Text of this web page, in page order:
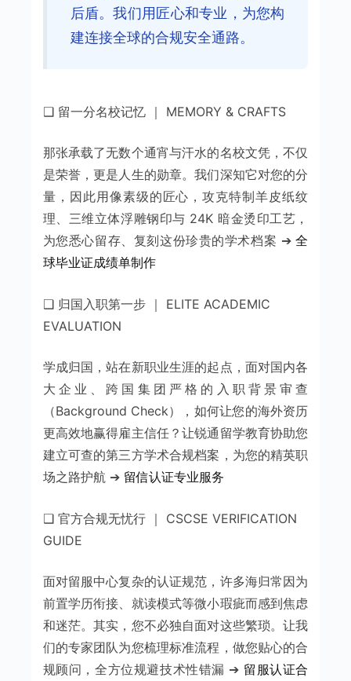
后盾。我们用匠心和专业，为您构
建连接全球的合规安全通路。
❑ 留一分名校记忆 ｜ MEMORY & CRAFTS
那张承载了无数个通宵与汗水的名校文凭，不仅
是荣誉，更是人生的勋章。我们深知它对您的分
量，因此用像素级的匠心，攻克特制羊皮纸纹
理、三维立体浮雕钢印与 24K 暗金烫印工艺，
为您悉心留存、复刻这份珍贵的学术档案 ➔全
球毕业证成绩单制作
❑ 归国入职第一步 ｜ ELITE ACADEMIC
EVALUATION
学成归国，站在新职业生涯的起点，面对国内各
大企业、跨国集团严格的入职背景审查
（Background Check），如何让您的海外资历
更高效地赢得雇主信任？让锐通留学教育协助您
建立可查的第三方学术合规档案，为您的精英职
场之路护航 ➔ 留信认证专业服务
❑ 官方合规无忧行 ｜ CSCSE VERIFICATION
GUIDE
面对留服中心复杂的认证规范，许多海归常因为
前置学历衔接、就读模式等微小瑕疵而感到焦虑
和迷茫。其实，您不必独自面对这些繁琐。让我
们的专家团队为您梳理标准流程，做您贴心的合
规顾问，全方位规避技术性错漏 ➔ 留服认证合